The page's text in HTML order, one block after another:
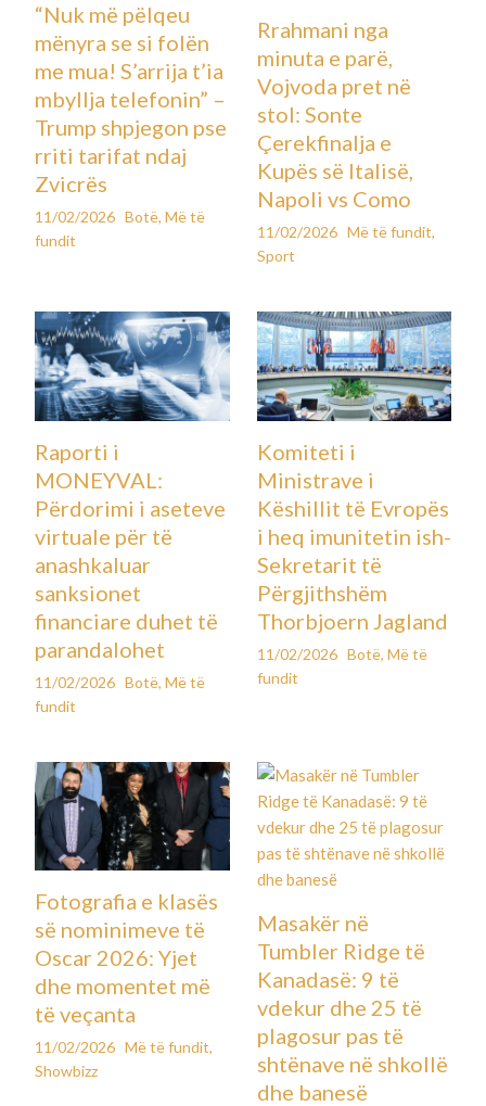
“Nuk më pëlqeu
mënyra se si folën
me mua! S’arrija t’ia
mbyllja telefonin” –
Trump shpjegon pse
rriti tarifat ndaj
Zvicrës
11/02/2026 Botë,Më të
fundit
Rrahmani nga
minuta e parë,
Vojvoda pret në
stol: Sonte
Çerekfinalja e
Kupës së Italisë,
Napoli vs Como
11/02/2026 Më të fundit,
Sport
Raporti i
MONEYVAL:
Përdorimi i aseteve
virtuale për të
anashkaluar
sanksionet
financiare duhet të
parandalohet
11/02/2026 Botë,Më të
fundit
Komiteti i
Ministrave i
Këshillit të Evropës
i heq imunitetin ish-
Sekretarit të
Përgjithshëm
Thorbjoern Jagland
11/02/2026 Botë, Më të
fundit
Fotografia e klasës
së nominimeve të
Oscar 2026: Yjet
dhe momentet më
të veçanta
11/02/2026 Më të fundit,
Showbizz
Masakër në
Tumbler Ridge të
Kanadasë: 9 të
vdekur dhe 25 të
plagosur pas të
shtënave në shkollë
dhe banesë